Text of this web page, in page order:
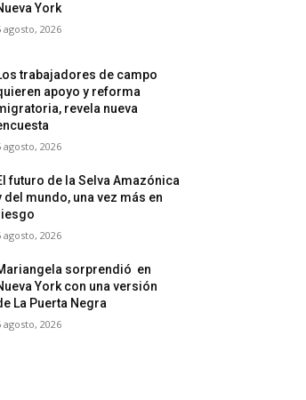
York
agosto, 2026
trabajadores de campo
apoyo y reforma
revela nueva
agosto, 2026
futuro de la Selva Amazónica
del mundo, una vez más en
agosto, 2026
sorprendió en
York con una versión
La Puerta Negra
agosto, 2026